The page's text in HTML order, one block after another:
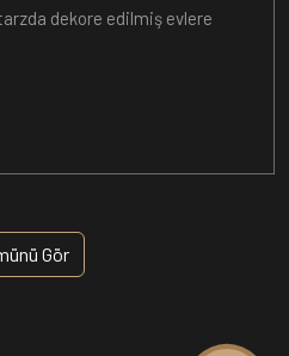
dekore edilmiş evlere
Gör